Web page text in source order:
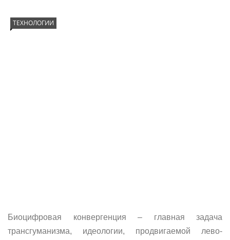
ТЕХНОЛОГИИ
Биоцифровая конвергенция – главная задача
трансгуманизма, идеологии, продвигаемой лево-